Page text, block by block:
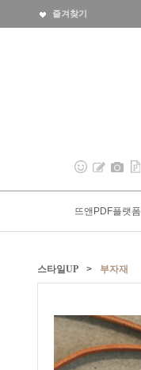
즐겨찾기
뜨앤PDF플랫폼
스타일UP > 부자재